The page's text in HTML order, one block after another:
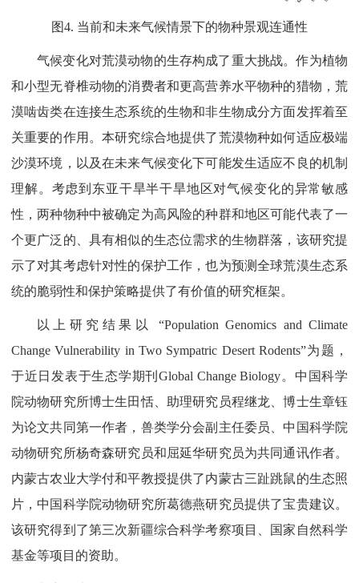
图4. 当前和未来气候情景下的物种景观连通性
气候变化对荒漠动物的生存构成了重大挑战。作为植物
和小型无脊椎动物的消费者和更高营养水平物种的猎物，荒
漠啮齿类在连接生态系统的生物和非生物成分方面发挥着至
关重要的作用。本研究综合地提供了荒漠物种如何适应极端
沙漠环境，以及在未来气候变化下可能发生适应不良的机制
理解。考虑到东亚干旱半干旱地区对气候变化的异常敏感
性，两种物种中被确定为高风险的种群和地区可能代表了一
个更广泛的、具有相似的生态位需求的生物群落，该研究提
示了对其考虑针对性的保护工作，也为预测全球荒漠生态系
统的脆弱性和保护策略提供了有价值的研究框架。
以上研究结果以 “Population Genomics and Climate
Change Vulnerability in Two Sympatric Desert Rodents”为题，
于近日发表于生态学期刊Global Change Biology。中国科学
院动物研究所博士生田恬、助理研究员程继龙、博士生章钰
为论文共同第一作者，兽类学分会副主任委员、中国科学院
动物研究所杨奇森研究员和屈延华研究员为共同通讯作者。
内蒙古农业大学付和平教授提供了内蒙古三趾跳鼠的生态照
片，中国科学院动物研究所葛德燕研究员提供了宝贵建议。
该研究得到了第三次新疆综合科学考察项目、国家自然科学
基金等项目的资助。